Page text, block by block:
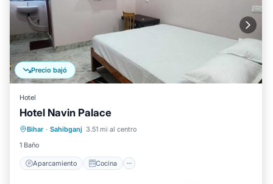
Precio bajó
Hotel
Hotel Navin Palace
Bihar · Sahibganj 3.51 mi al centro
1 Baño
Aparcamiento Cocina
Aparcamiento
Aire acondicionado